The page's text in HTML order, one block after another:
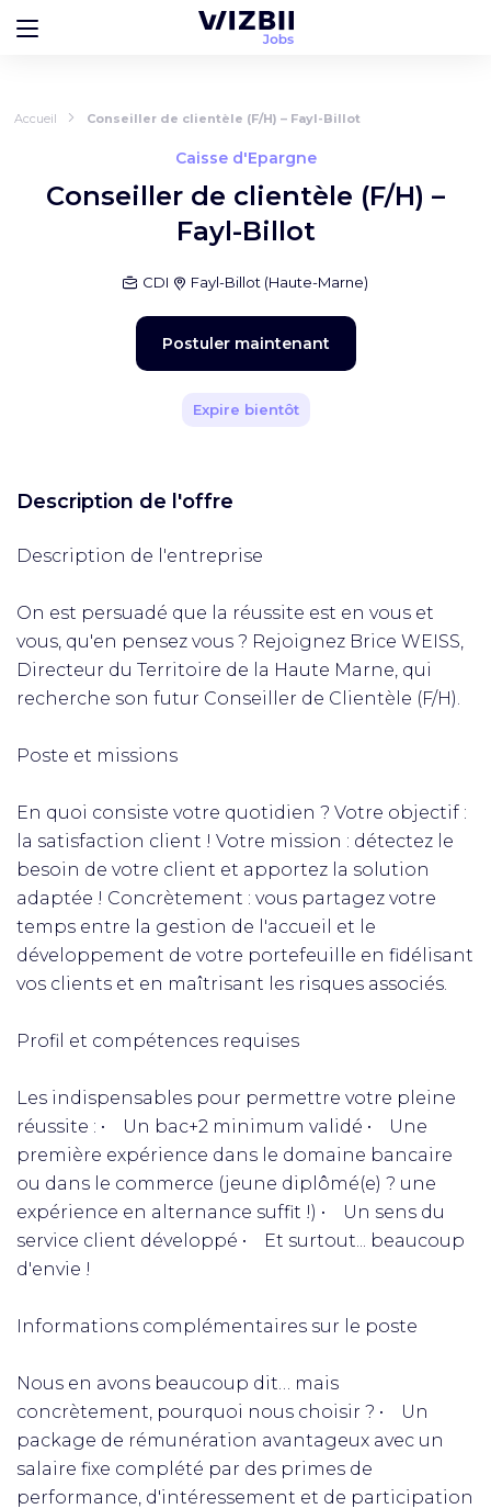
Accueil Conseiller de clientèle (F/H) – Fayl-Billot
Caisse d'Epargne
Conseiller de clientèle (F/H) –
Fayl-Billot
CDI Fayl-Billot (Haute-Marne)
Postuler maintenant
Expire bientôt
Description de l'offre
Description de l'entreprise
On est persuadé que la réussite est en vous et
vous, qu'en pensez vous ? Rejoignez Brice WEISS,
Directeur du Territoire de la Haute Marne, qui
recherche son futur Conseiller de Clientèle (F/H).
Poste et missions
En quoi consiste votre quotidien ? Votre objectif :
la satisfaction client ! Votre mission : détectez le
besoin de votre client et apportez la solution
adaptée ! Concrètement : vous partagez votre
temps entre la gestion de l'accueil et le
développement de votre portefeuille en fidélisant
vos clients et en maîtrisant les risques associés.
Profil et compétences requises
Les indispensables pour permettre votre pleine
réussite : • Un bac+2 minimum validé • Une
première expérience dans le domaine bancaire
ou dans le commerce (jeune diplômé(e) ? une
expérience en alternance suffit !) • Un sens du
service client développé • Et surtout... beaucoup
d'envie !
Informations complémentaires sur le poste
Nous en avons beaucoup dit… mais
concrètement, pourquoi nous choisir ? • Un
package de rémunération avantageux avec un
salaire fixe complété par des primes de
performance, d'intéressement et de participation